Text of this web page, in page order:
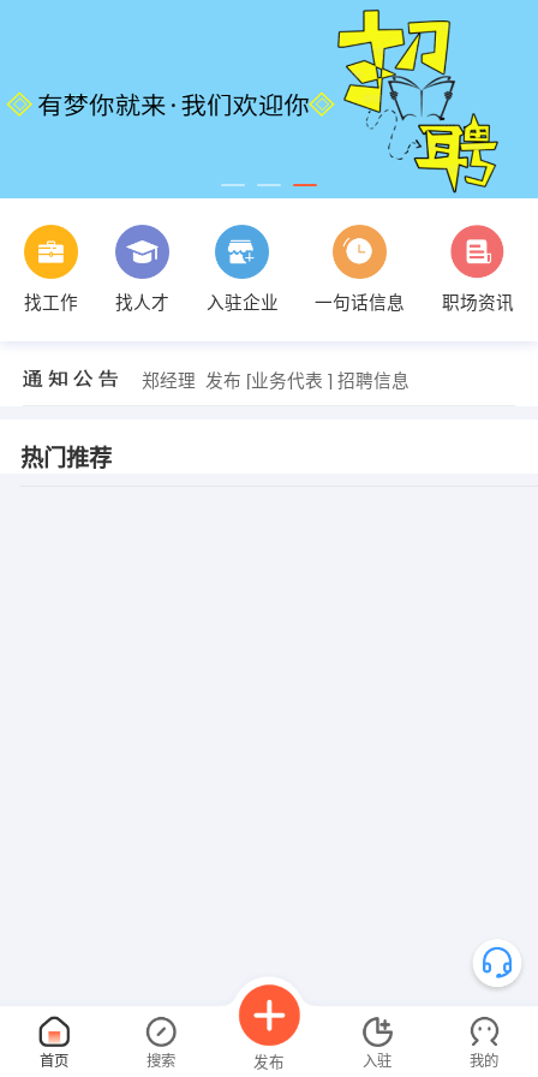
找工作 找人才 入驻企业 一句话信息 职场资讯
蔡素妮 发布 [化妆师 ] 招聘信息
【汕尾市大树互联网络有限公司】 强势入驻
【安代驾汕尾分公司】 强势入驻
【胜越轮胎服务中心】 强势入驻
【广东高锐电子科技有限公司】 强势入驻
【海丰县梅陇米澜提斯】 强势入驻
郑经理 发布 [业务代表 ] 招聘信息
热门推荐
首页 搜索 发布 入驻 我的